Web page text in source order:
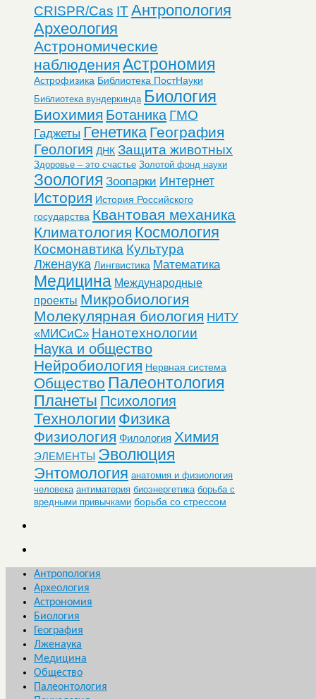
CRISPR/Cas ITАнтропология
Археология
Астрономические
наблюдения Астрономия
Астрофизика Библиотека ПостНауки
Библиотека вундеркинда Биология
Биохимия Ботаника ГМО
Гаджеты Генетика География
Геология ДНК Защита животных
Здоровье – это счастье Золотой фонд науки
Зоология Зоопарки Интернет
История История Российского
государства Квантовая механика
Климатология Космология
Космонавтика Культура
Лженаука Лингвистика Математика
Медицина Международные
проекты Микробиология
Молекулярная биология НИТУ
«МИСиС» Нанотехнологии
Наука и общество
Нейробиология Нервная система
Общество Палеонтология
Планеты Психология
Технологии Физика
Физиология Филология Химия
ЭЛЕМЕНТЫ Эволюция
Энтомология анатомия и физиология
человека антиматерия биоэнергетика борьба с
вредными привычками борьба со стрессом
Антропология
Археология
Астрономия
Биология
География
Лженаука
Медицина
Общество
Палеонтология